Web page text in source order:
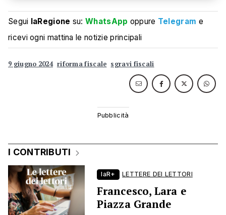
Segui laRegione su:WhatsApp oppure Telegram e
ricevi ogni mattina le notizie principali
9 giugno 2024 riforma fiscale sgravi fiscali
I CONTRIBUTI
laR+ LETTERE DEI LETTORI
Francesco, Lara e
Piazza Grande